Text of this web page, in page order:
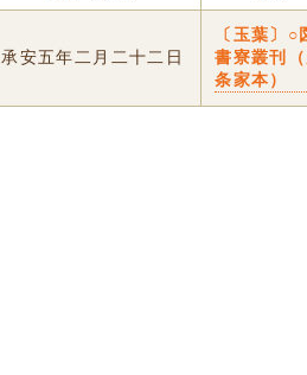
承安五年二月二十二日
〔玉葉〕○
書寮叢刊
条家本）